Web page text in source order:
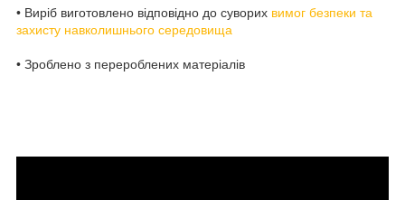
• Виріб виготовлено відповідно до суворих вимог безпеки та
захисту навколишнього середовища
• Зроблено з перероблених матеріалів